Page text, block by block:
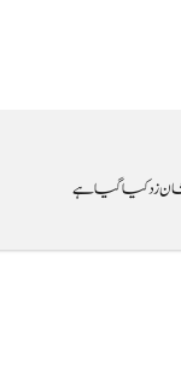
زد کیا گیا ہے